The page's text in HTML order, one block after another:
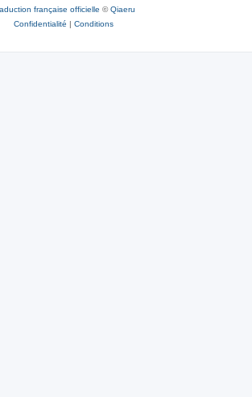
française officielle ©Qiaeru
Confidentialité | Conditions